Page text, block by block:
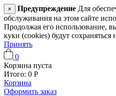
× Предупреждение Для
обслуживания на этом сайте
Продолжая его использование,
куки (cookies) будут
Принять
0
Корзина пуста
Итого: 0 Р
Корзина
Оформить заказ